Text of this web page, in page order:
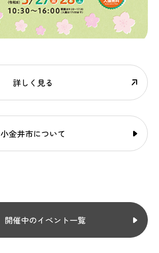
詳しく見る
小金井市について
開催中のイベント一覧